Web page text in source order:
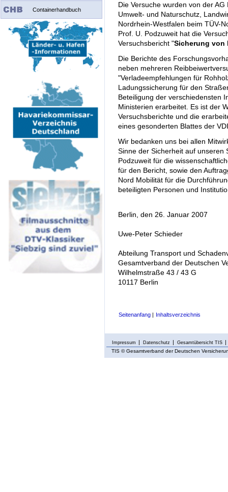
Containerhandbuch
Die Versuche wurden von der
Umwelt- und Naturschutz,
Nordrhein-Westfalen beim TÜV-
Prof. U. Podzuweit hat die
Versuchsbericht "Sicherung von
Die Berichte des
neben mehreren
"Verladeempfehlungen für
Ladungssicherung für den
Beteiligung der verschiedensten
Ministerien erarbeitet. Es ist der
Versuchsberichte und die
eines gesonderten Blattes der
Wir bedanken uns bei allen
Sinne der Sicherheit auf unseren
Podzuweit für die
für den Bericht, sowie den
Nord Mobilität für die
beteiligten Personen und
Berlin, den 26. Januar 2007
Uwe-Peter Schieder
Abteilung Transport und
Gesamtverband der Deutschen
Wilhelmstraße 43 / 43 G
10117 Berlin
Seitenanfang Inhaltsverzeichnis
Impressum Datenschutz Gesamtübersicht TIS
TIS © Gesamtverband der Deutschen